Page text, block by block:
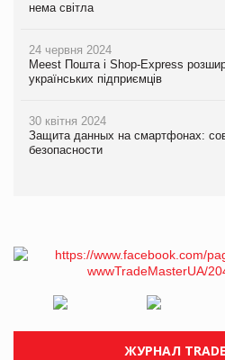
нема світла
24 червня 2024
Meest Пошта і Shop-Express
українських підприємців
30 квітня 2024
Защита данных на смартфонах:
безопасности
ЖУРНАЛ